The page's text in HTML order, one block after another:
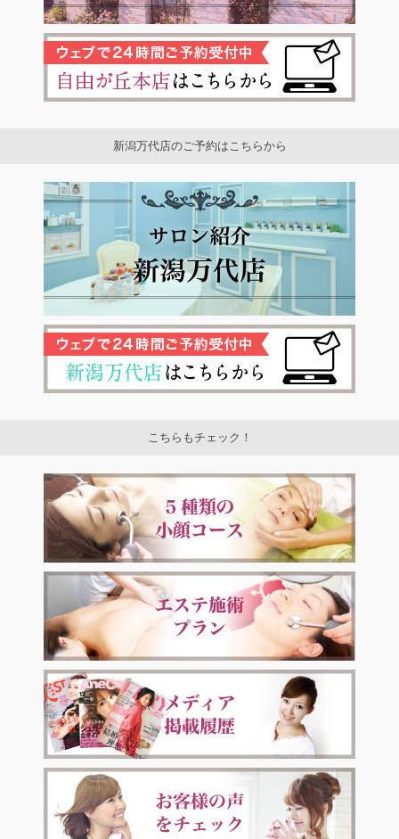
新潟万代店のご予約はこちらから
こちらもチェック！